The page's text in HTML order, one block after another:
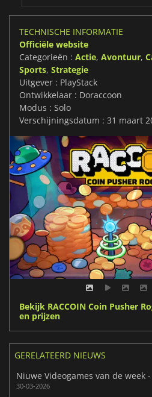
TECHNISCHE INFORMATIE
Officiële website
Categorieën : Actie, Avontuur,
Sports, Strategie
Uitgever : PlayStack
Ontwikkelaar : Doraccoon
Modus : Solo
Verschijningsdatum : 31 maart
Bekijk RACCOIN Coin Pusher
en prijzen
GERELATEERD NIEUWS
30-03-2026